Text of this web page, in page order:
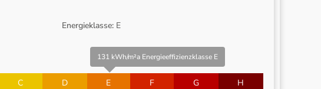
Energieklasse: E
C D
131 kWh/m²a Energieeffizienzklasse E
E F G H